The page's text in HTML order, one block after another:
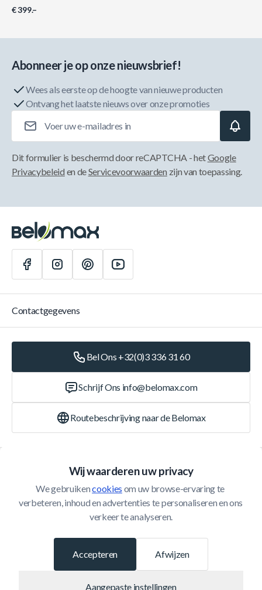
€ 399.–
Wij waarderen uw privacy
We gebruiken cookies om uw browse-ervaring te
verbeteren, inhoud en advertenties te personaliseren en ons
verkeer te analyseren.
Afwijzen
Aangepaste instellingen
Accepteren
Abonneer je op onze nieuwsbrief!
Wees als eerste op de hoogte van nieuwe producten
Ontvang het laatste nieuws over onze promoties
Dit formulier is beschermd door reCAPTCHA - hetGoogle
Privacybeleid en deServicevoorwaarden zijn van toepassing.
Klantenservice
Contactgegevens
Bel Ons +32(0)3 336 31 60
Schrijf Ons info@belomax.com
Routebeschrijving naar de Belomax